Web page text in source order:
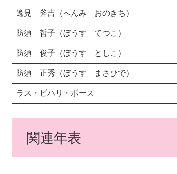
逸見 斧吉（へんみ おのきち）
防須 哲子（ぼうす てつこ）
防須 俊子（ぼうす としこ）
防須 正秀（ぼうす まさひで）
ラス・ビハリ・ボース
関連年表